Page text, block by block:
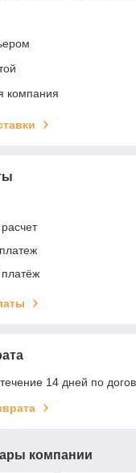
компания
14 дней по
компании